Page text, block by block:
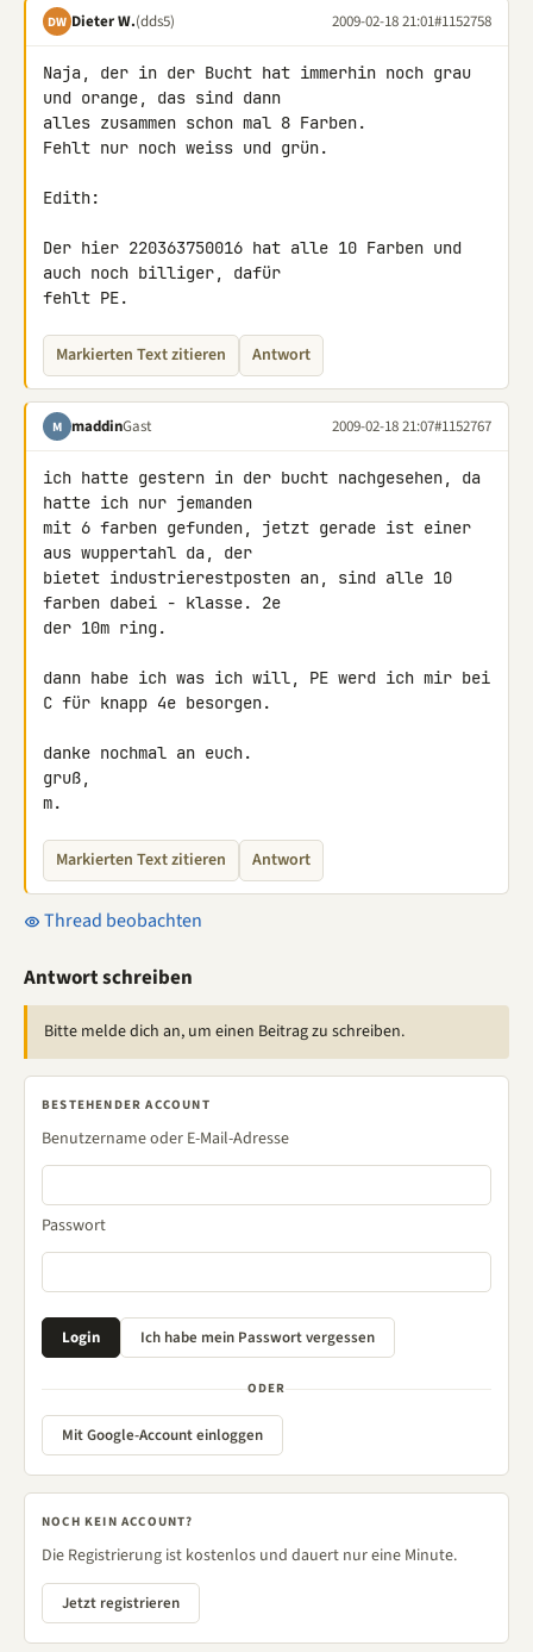
DW Dieter W.(dds5) 2009-02-18 21:01#1152758
Naja, der in der Bucht hat immerhin noch grau
und orange, das sind dann
alles zusammen schon mal 8 Farben.
Fehlt nur noch weiss und grün.
Edith:
Der hier 220363750016 hat alle 10 Farben und
auch noch billiger, dafür
fehlt PE.
Markierten Text zitieren Antwort
M maddinGast 2009-02-18 21:07#1152767
ich hatte gestern in der bucht nachgesehen, da
hatte ich nur jemanden
mit 6 farben gefunden, jetzt gerade ist einer
aus wuppertahl da, der
bietet industrierestposten an, sind alle 10
farben dabei - klasse. 2e
der 10m ring.
dann habe ich was ich will, PE werd ich mir bei
C für knapp 4e besorgen.
danke nochmal an euch.
gruß,
m.
Markierten Text zitieren Antwort
Thread beobachten
Antwort schreiben
Bitte melde dich an, um einen Beitrag zu schreiben.
BESTEHENDER ACCOUNT
Benutzername oder E-Mail-Adresse
Passwort
ODER
Mit Google-Account einloggen
NOCH KEIN ACCOUNT?
Die Registrierung ist kostenlos und dauert nur eine Minute.
Jetzt registrieren